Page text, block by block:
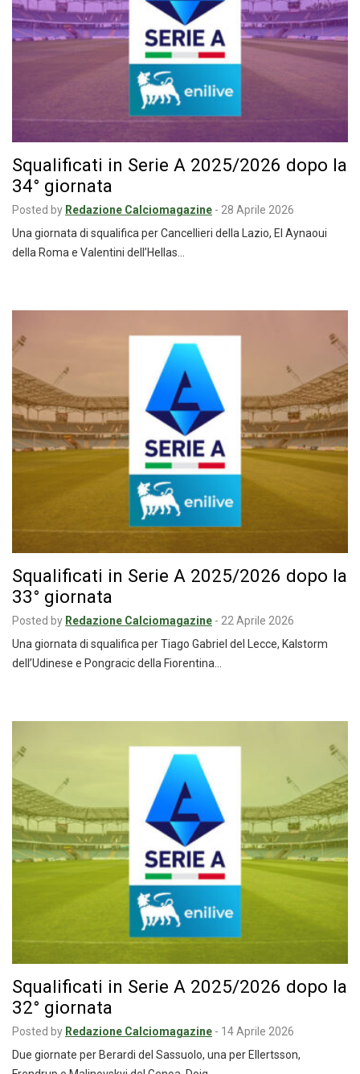
Squalificati in Serie A 2025/2026 dopo la
34° giornata
Posted by Redazione Calciomagazine - 28 Aprile 2026
Una giornata di squalifica per Cancellieri della Lazio, El Aynaoui
della Roma e Valentini dell’Hellas…
Squalificati in Serie A 2025/2026 dopo la
33° giornata
Posted by Redazione Calciomagazine - 22 Aprile 2026
Una giornata di squalifica per Tiago Gabriel del Lecce, Kalstorm
dell’Udinese e Pongracic della Fiorentina…
Squalificati in Serie A 2025/2026 dopo la
32° giornata
Posted by Redazione Calciomagazine - 14 Aprile 2026
Due giornate per Berardi del Sassuolo, una per Ellertsson,